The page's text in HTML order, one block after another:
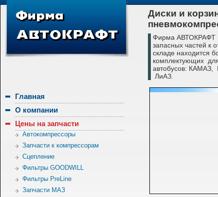
Диски и
Фирма АВТОКРАФТ
запасных частей к
складе находится
комплектующих
автобусов:
ЛиАЗ.
Главная
О компании
Цены на запчасти
Автокомпрессоры
Запчасти к компрессорам
Сцепление
Фильтры GOODWILL
Фильтры PreLine
Запчасти МАЗ